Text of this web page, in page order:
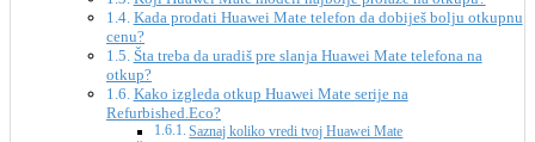
Kada prodati Huawei Mate telefon da dobiješ bolju otkupnu
cenu?
Šta treba da uradiš pre slanja Huawei Mate telefona na
otkup?
Kako izgleda otkup Huawei Mate serije na
Refurbished.Eco?
Saznaj koliko vredi tvoj Huawei Mate